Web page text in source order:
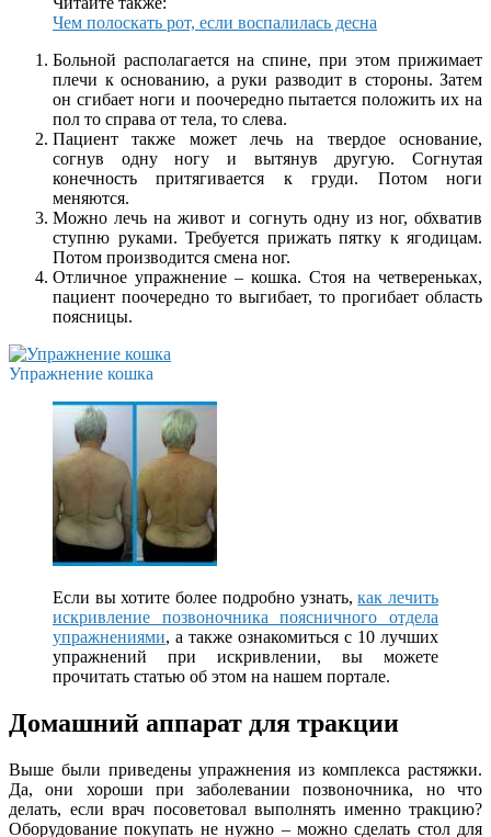
Чем полоскать рот, если воспалилась десна
Больной располагается на спине, при этом прижимает
плечи к основанию, а руки разводит в стороны. Затем
он сгибает ноги и поочередно пытается положить их на
пол то справа от тела, то слева.
Пациент также может лечь на твердое основание,
согнув одну ногу и вытянув другую. Согнутая
конечность притягивается к груди. Потом ноги
меняются.
Можно лечь на живот и согнуть одну из ног, обхватив
ступню руками. Требуется прижать пятку к ягодицам.
Потом производится смена ног.
Отличное упражнение – кошка. Стоя на четвереньках,
пациент поочередно то выгибает, то прогибает область
поясницы.
Упражнение кошка
Если вы хотите более подробно узнать,как лечить
искривление позвоночника поясничного отдела
упражнениями, а также ознакомиться с 10 лучших
упражнений при искривлении, вы можете
прочитать статью об этом на нашем портале.
Домашний аппарат для тракции
Выше были приведены упражнения из комплекса растяжки.
Да, они хороши при заболевании позвоночника, но что
делать, если врач посоветовал выполнять именно тракцию?
Оборудование покупать не нужно – можно сделать стол для